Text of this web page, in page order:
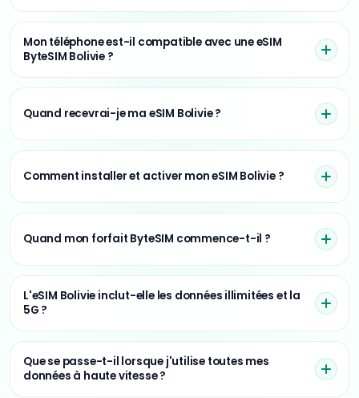
Mon téléphone est-il compatible avec une eSIM
ByteSIM Bolivie ?
Quand recevrai-je ma eSIM Bolivie ?
Comment installer et activer mon eSIM Bolivie ?
Quand mon forfait ByteSIM commence-t-il ?
L'eSIM Bolivie inclut-elle les données illimitées et la
5G ?
Que se passe-t-il lorsque j'utilise toutes mes
données à haute vitesse ?